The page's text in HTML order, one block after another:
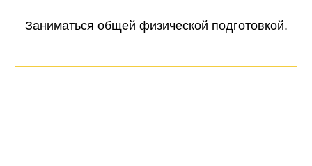
Заниматься общей физической подготовкой.